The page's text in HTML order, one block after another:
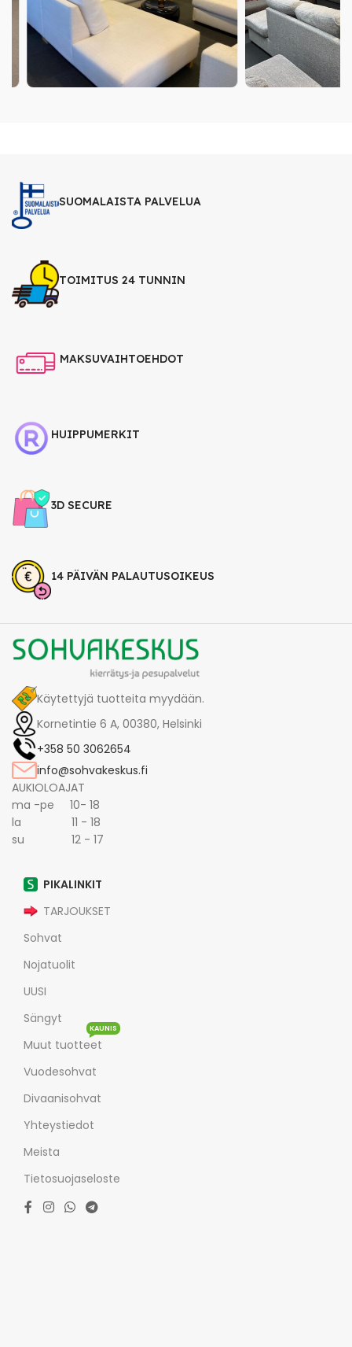
SUOMALAISTA PALVELUA
TOIMITUS 24 TUNNIN
MAKSUVAIHTOEHDOT
HUIPPUMERKIT
3D SECURE
14 PÄIVÄN PALAUTUSOIKEUS
Käytettyjä tuotteita myydään.
Kornetintie 6 A, 00380, Helsinki
+358 50 3062654
info@sohvakeskus.fi
AUKIOLOAJAT
ma -pe 10- 18
la 11 - 18
su 12 - 17
PIKALINKIT
TARJOUKSET
Sohvat
Nojatuolit
UUSI
Sängyt
Muut tuotteet
KAUNIS
Vuodesohvat
Divaanisohvat
Yhteystiedot
Meista
Tietosuojaseloste